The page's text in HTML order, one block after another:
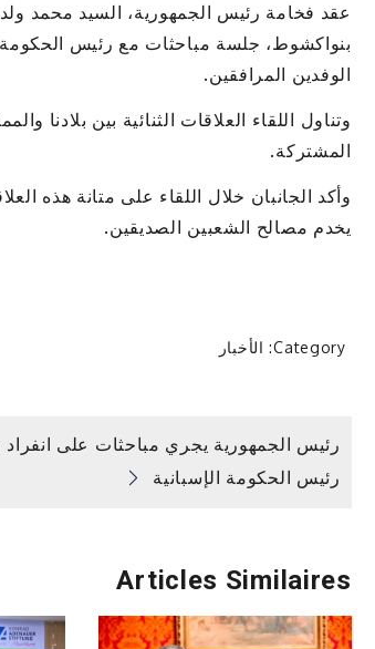
عقد فخامة رئيس الجمهورية، السيد محمد ولد
بنواكشوط، جلسة مباحثات مع رئيس الحكومة
الوفدين المرافقين.
وتناول اللقاء العلاقات الثنائية بين بلادنا
المشتركة.
وأكد الجانبان خلال اللقاء على متانة هذه
يخدم مصالح الشعبين الصديقين.
Category: الأخبار
تصفّح
رئيس الجمهورية يجري مباحثات على انفراد
رئيس الحكومة الإسبانية
Articles Similaires